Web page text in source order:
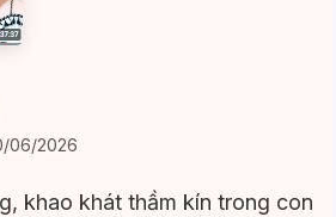
06/2026
khao khát thầm kín trong con